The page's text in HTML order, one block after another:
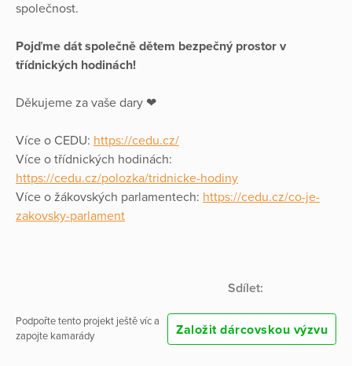
společnost.
Pojďme dát společně dětem bezpečný prostor v
třídnických hodinách!
Děkujeme za vaše dary ❤
Více o CEDU: https://cedu.cz/
Více o třídnických hodinách:
https://cedu.cz/polozka/tridnicke-hodiny
Více o žákovských parlamentech: https://cedu.cz/co-je-
zakovsky-parlament
Sdílet:
Podpořte tento projekt ještě víc a
zapojte kamarády
Založit dárcovskou výzvu